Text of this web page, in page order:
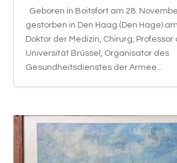
Geboren in Boitsfort am 28.
gestorben in Den Haag (Den Hage)
Doktor der Medizin, Chirurg, Professor
Universität Brüssel, Organisator des
Gesundheitsdienstes der Armee...